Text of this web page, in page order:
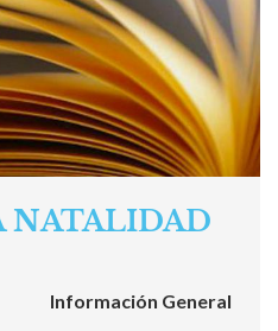
NATALIDAD
Información General